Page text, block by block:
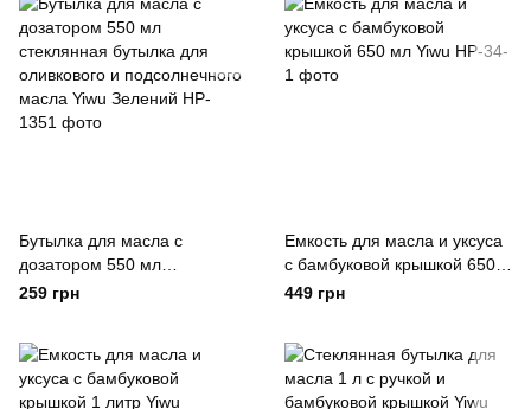
Бутылка для масла с
дозатором 550 мл
стеклянная бутылка для
259 грн
Емкость для масла и уксуса
с бамбуковой крышкой 650
мл Yiwu
449 грн